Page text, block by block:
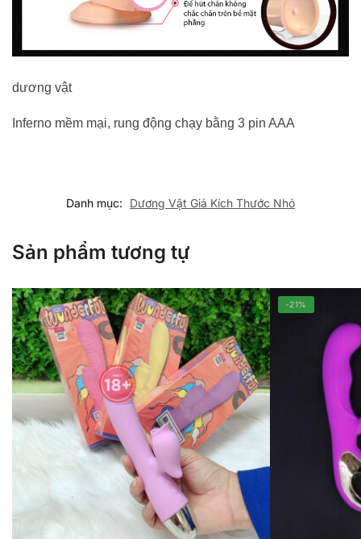
dương vật
Inferno mềm mại, rung động chạy bằng 3 pin AAA
Danh mục: Dương Vật Giả Kích Thước Nhỏ
Sản phẩm tương tự
-21%